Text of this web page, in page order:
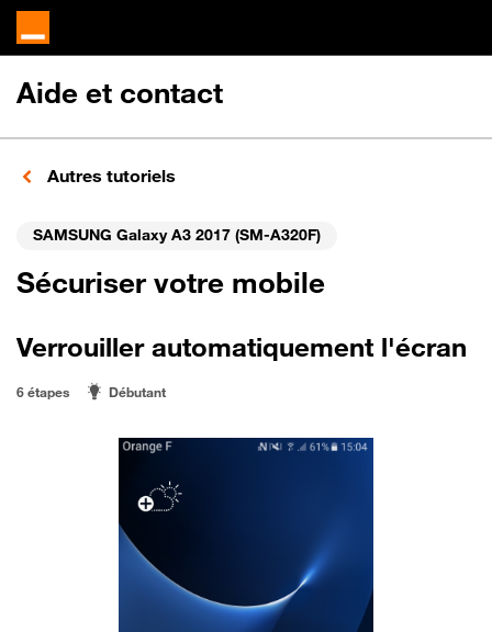
Aide et contact
Autres tutoriels
SAMSUNG Galaxy A3 2017 (SM-A320F)
Sécuriser votre mobile
Verrouiller automatiquement l'écran
6 étapes Débutant